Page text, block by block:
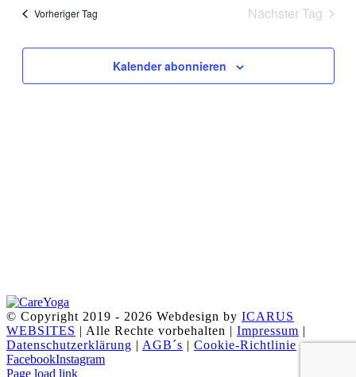
Vorheriger Tag
Nächster Tag
Kalender abonnieren
© Copyright 2019 - 2026 Webdesign by ICARUS
WEBSITES | Alle Rechte vorbehalten | Impressum |
Datenschutzerklärung | AGB´s | Cookie-Richtlinie
FacebookInstagram
Page load link